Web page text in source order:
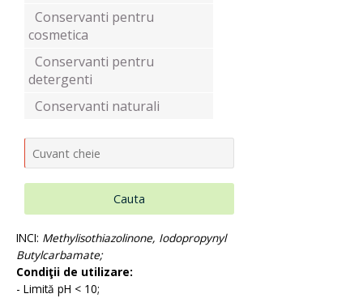
Aditivi pentru industria alimentara
Compozitii de parfumare
Conservanti pentru
cosmetica
Conservanti pentru
detergenti
Conservanti naturali
Cauta
INCI: Methylisothiazolinone, Iodopropynyl
Butylcarbamate;
Condiţii de utilizare:
- Limită pH < 10;